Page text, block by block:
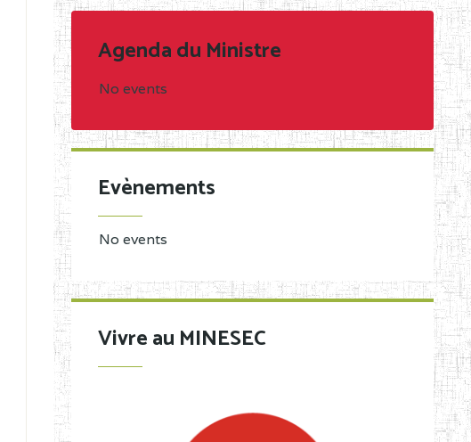
Agenda du Ministre
No events
Evènements
No events
Vivre au MINESEC